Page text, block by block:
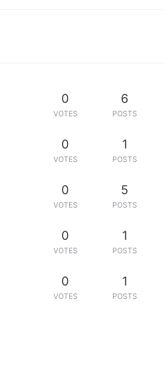
0
VOTES
6
POSTS
0
VOTES
1
POSTS
0
VOTES
5
POSTS
0
VOTES
1
POSTS
0
VOTES
1
POSTS